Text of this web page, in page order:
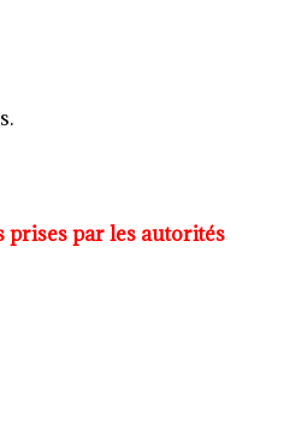
prises par les autorités